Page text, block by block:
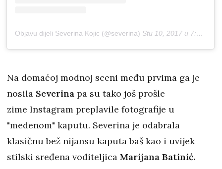
Objavu dijeli Severina Kojic (@severina) Stu 10, 2017 u 7:23 PST
Na domaćoj modnoj sceni među prvima ga je
nosila Severina pa su tako još prošle
zime Instagram preplavile fotografije u
"medenom" kaputu. Severina je odabrala
klasičnu bež nijansu kaputa baš kao i uvijek
stilski sređena voditeljica Marijana Batinić.